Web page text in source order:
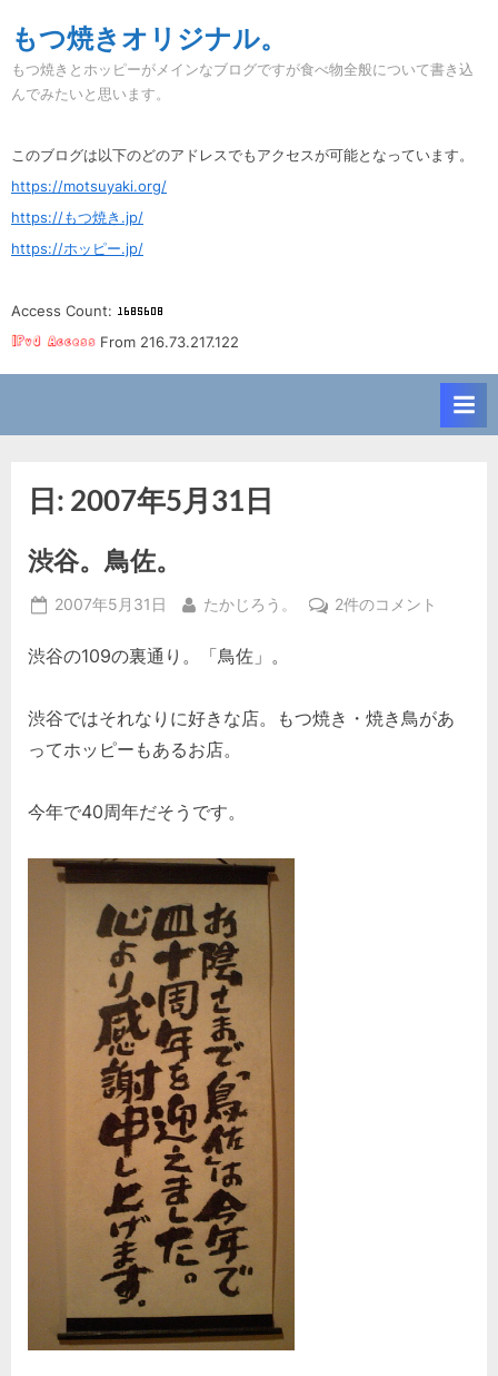
to
content
もつ焼きオリジナル。
もつ焼きとホッピーがメインなブログですが食べ物全般について書き込
んでみたいと思います。
このブログは以下のどのアドレスでもアクセスが可能となっています。
https://motsuyaki.org/
https://もつ焼き.jp/
https://ホッピー.jp/
Access Count:
From 216.73.217.122
日: 2007年5月31日
渋谷。鳥佐。
Posted
2007年5月31日 By
たかじろう。
渋
の
2件のコメント
渋谷の109の裏通り。「鳥佐」。
渋谷ではそれなりに好きな店。もつ焼き・焼き鳥があ
ってホッピーもあるお店。
今年で40周年だそうです。